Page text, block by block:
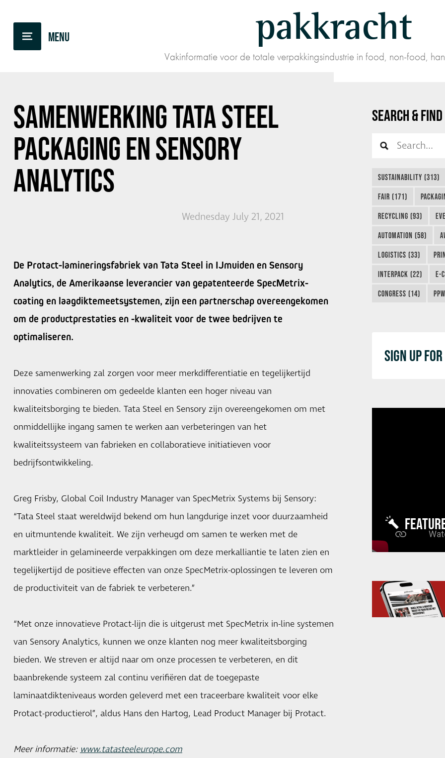
pakkracht
Vakinformatie voor de totale verpakkingsindustrie in food, non-food,
SAMENWERKINGTATA STEEL
PACKAGING EN SENSORY
ANALYTICS
Wednesday July 21, 2021
De Protact-lamineringsfabriek van Tata Steel in IJmuiden en Sensory
Analytics, de Amerikaanse leverancier van gepatenteerde SpecMetrix-
coating en laagdiktemeetsystemen, zijn een partnerschap overeengekomen
om de productprestaties en -kwaliteit voor de twee bedrijven te
optimaliseren.
Deze samenwerking zal zorgen voor meer merkdifferentiatie en tegelijkertijd
innovaties combineren om gedeelde klanten een hoger niveau van
kwaliteitsborging te bieden. Tata Steel en Sensory zijn overeengekomen om met
onmiddellijke ingang samen te werken aan verbeteringen van het
kwaliteitssysteem van fabrieken en collaboratieve initiatieven voor
bedrijfsontwikkeling.
Greg Frisby, Global Coil Industry Manager van SpecMetrix Systems bij Sensory:
“Tata Steel staat wereldwijd bekend om hun langdurige inzet voor duurzaamheid
en uitmuntende kwaliteit. We zijn verheugd om samen te werken met de
marktleider in gelamineerde verpakkingen om deze merkalliantie te laten zien en
tegelijkertijd de positieve effecten van onze SpecMetrix-oplossingen te leveren om
de productiviteit van de fabriek te verbeteren.”
“Met onze innovatieve Protact-lijn die is uitgerust met SpecMetrix in-line systemen
van Sensory Analytics, kunnen we onze klanten nog meer kwaliteitsborging
bieden. We streven er altijd naar om onze processen te verbeteren, en dit
baanbrekende systeem zal continu verifiëren dat de toegepaste
laminaatdikteniveaus worden geleverd met een traceerbare kwaliteit voor elke
Protact-productierol”, aldus Hans den Hartog, Lead Product Manager bij Protact.
Meer informatie: www.tatasteeleurope.com
SEARCH & FIND
SUSTAINABILITY (313)
FAIR (171)
RECYCLING (93)
AUTOMATION (58)
LOGISTICS (33)
INTERPACK (22) E-
CONGRESS (14)
SIGN UP